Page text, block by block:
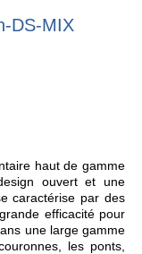
DS-MIX
haut de gamme
ouvert et une
caractérise par des
efficacité pour
une large gamme
les ponts,